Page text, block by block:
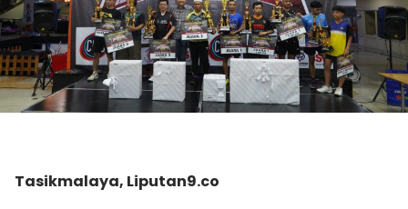
Tasikmalaya, Liputan9.co